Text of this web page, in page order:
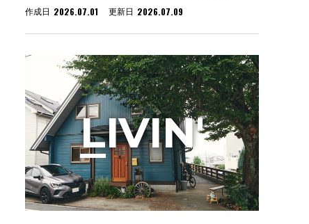
作成日 2026.07.01 更新日 2026.07.09
LIVIN'